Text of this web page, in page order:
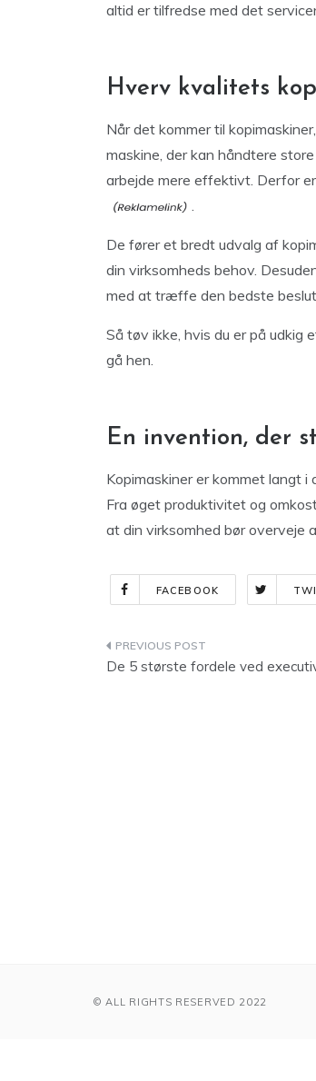
altid er tilfredse med det
Hverv kvalitets
Når det kommer til
maskine, der kan håndtere
arbejde mere effektivt. Derfor er
.
De fører et bredt udvalg af
din virksomheds behov.
med at træffe den bedste
Så tøv ikke, hvis du er på udkig
gå hen.
En invention, der
Kopimaskiner er kommet langt
Fra øget produktivitet og
at din virksomhed bør overveje
FACEBOOK
Indlægsnavigation
De 5 største fordele ved
© ALL RIGHTS RESERVED 2022